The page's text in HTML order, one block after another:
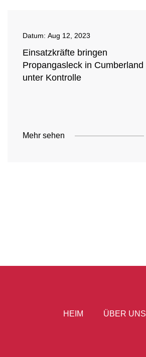
Datum: Aug 12, 2023
Einsatzkräfte bringen
Propangasleck in Cumberland
unter Kontrolle
Mehr sehen
HEIM ÜBER UNS